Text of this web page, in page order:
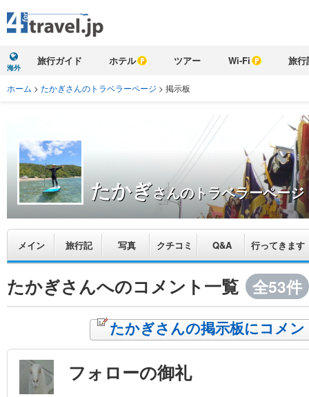
海外
旅行ガイド ホテル ツアー Wi-Fi 旅行
ホーム > たかぎさんのトラベラーページ > 掲示板
たかぎさんのトラベラーページ
メイン 旅行記 写真 クチコミ Q&A 行ってきます
たかぎさんへのコメント一覧 全53件
たかぎさんの掲示板にコメ
フォローの御礼